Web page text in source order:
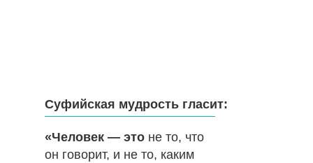
Graduate Awards
Церемония награждения
«Человек — это не то, что
он говорит, и не то, каким
Суфийская мудрость гласит: